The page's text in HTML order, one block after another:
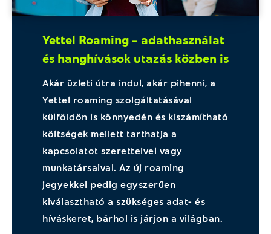
Yettel Roaming – adathasználat
és hanghívások utazás közben is
Akár üzleti útra indul, akár pihenni, a
Yettel roaming szolgáltatásával
külföldön is könnyedén és kiszámítható
költségek mellett tarthatja a
kapcsolatot szeretteivel vagy
munkatársaival. Az új roaming
jegyekkel pedig egyszerűen
kiválasztható a szükséges adat- és
híváskeret, bárhol is járjon a világban.